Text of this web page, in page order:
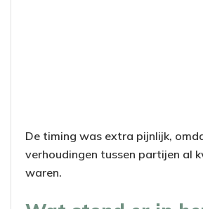
De timing was extra pijnlijk,
verhoudingen tussen partijen al
waren.